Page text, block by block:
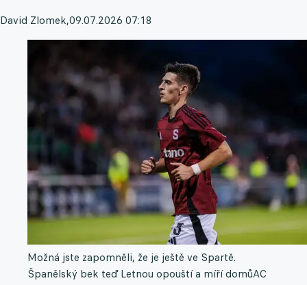
David Zlomek,09.07.2026 07:18
Možná jste zapomněli, že je ještě ve Spartě.
Španělský bek teď Letnou opouští a míří domůAC